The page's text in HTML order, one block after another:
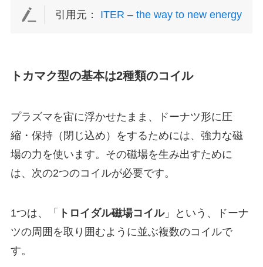
引用元： ITER – the way to new energy
トカマク型の基本は2種類のコイル
プラズマを宙に浮かせたまま、ドーナツ形に圧
縮・保持（閉じ込め）をするためには、強力な磁
場の力を使います。その磁場を生み出すために
は、次の2つのコイルが必要です。
1つは、「 トロイダル磁場コイル」という、ドーナ
ツの周囲を取り囲むように並ぶ複数のコイルで
す。